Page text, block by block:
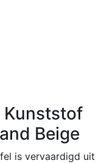
Kunststof
Beige
is vervaardigd uit